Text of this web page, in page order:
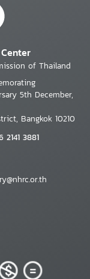
of Thailand
5th December,
Bangkok 10210
2141 3881